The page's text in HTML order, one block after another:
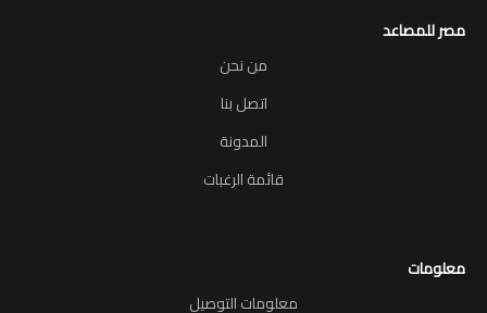
مصر للمصاعد
من نحن
اتصل بنا
المدونة
قائمة الرغبات
معلومات
معلومات التوصيل